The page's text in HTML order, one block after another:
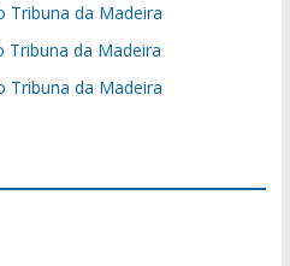
Tribuna da Madeira
Tribuna da Madeira
Tribuna da Madeira